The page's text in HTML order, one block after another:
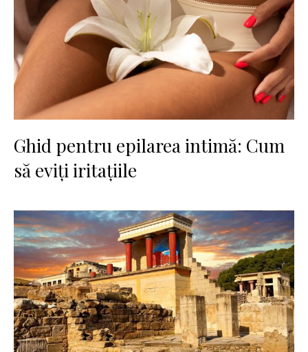
Ghid pentru epilarea intimă: Cum
să eviți iritațiile